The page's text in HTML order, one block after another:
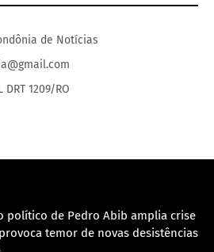
de Notícias
DRT 1209/RO
político de Pedro Abib amplia crise
temor de novas desistências